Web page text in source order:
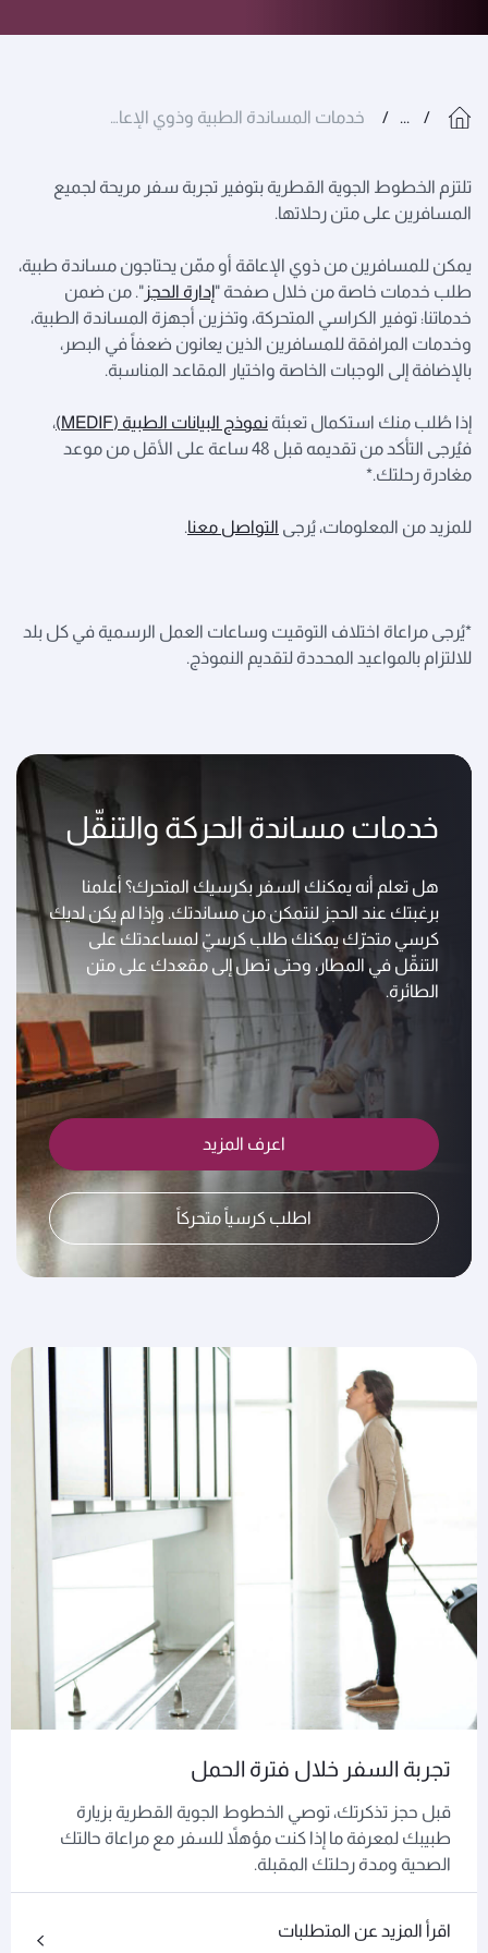
... خدمات المساندة الطبية وذوي الإعاقة
تلتزم الخطوط الجوية القطرية بتوفير تجربة سفر مريحة لجميع
المسافرين على متن رحلاتها.
يمكن للمسافرين من ذوي الإعاقة أو ممّن يحتاجون مساندة طبية،
طلب خدمات خاصة من خلال صفحة "إدارة الحجز ". من ضمن
خدماتنا: توفير الكراسي المتحركة، وتخزين أجهزة المساندة الطبية،
وخدمات المرافقة للمسافرين الذين يعانون ضعفاً في البصر،
بالإضافة إلى الوجبات الخاصة واختيار المقاعد المناسبة.
إذا طُلب منك استكمال تعبئة نموذج البيانات الطبية (MEDIF)
،
فيُرجى التأكد من تقديمه قبل 48 ساعة على الأقل من موعد
مغادرة رحلتك.*
للمزيد من المعلومات، يُرجى التواصل معنا.
*يُرجى مراعاة اختلاف التوقيت وساعات العمل الرسمية في كل بلد
للالتزام بالمواعيد المحددة لتقديم النموذج.
خدمات مساندة الحركة والتنقّل
هل تعلم أنه يمكنك السفر بكرسيك المتحرك؟ أعلمنا
برغبتك عند الحجز لنتمكن من مساندتك. وإذا لم يكن لديك
كرسي متحرّك يمكنك طلب كرسيّ لمساعدتك على
التنقّل في المطار، وحتى تصل إلى مقعدك على متن
الطائرة.
اعرف المزيد
اطلب كرسياً متحركاً
تجربة السفر خلال فترة الحمل
قبل حجز تذكرتك، توصي الخطوط الجوية القطرية بزيارة
طبيبك لمعرفة ما إذا كنت مؤهلاً للسفر مع مراعاة حالتك
الصحية ومدة رحلتك المقبلة.
اقرأ المزيد عن المتطلبات